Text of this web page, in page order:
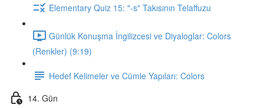
Elementary Quiz 15: "-s" Takısının Telaffuzu
Günlük Konuşma İngilizcesi ve Diyaloglar: Colors
(Renkler) (9:19)
Hedef Kelimeler ve Cümle Yapıları: Colors
14. Gün